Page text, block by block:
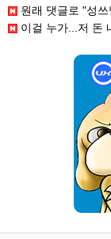
원래 댓글로 "성쓰
이걸 누가...저 돈 내